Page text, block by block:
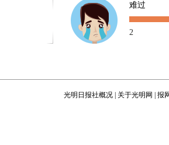
难过
2
光明日报社概况 关于光明网 报